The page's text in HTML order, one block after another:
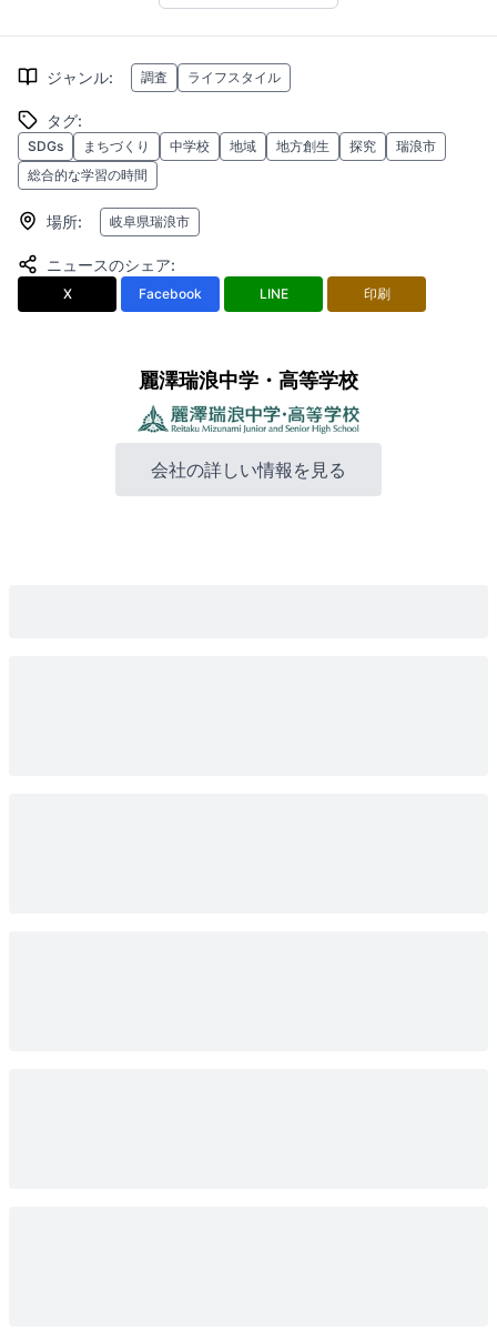
ジャンル: 調査 ライフスタイル
タグ:
SDGs まちづくり 中学校 地域 地方創生 探究
瑞浪市
総合的な学習の時間
場所: 岐阜県瑞浪市
ニュースのシェア:
X Facebook LINE 印刷
麗澤瑞浪中学・高等学校
会社の詳しい情報を見る